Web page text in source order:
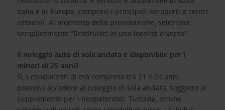
Italia e in Europa, compresi i principali aeroporti e centri
cittadini. Al momento della prenotazione, seleziona
semplicemente “Restituisci in una località diversa”.
Il noleggio auto di sola andata è disponibile per i
minori di 25 anni?
Sì, i conducenti di età compresa tra 21 e 24 anni
possono accedere al noleggio di sola andata, soggetto al
supplemento per i neopatentati. Tuttavia, alcune